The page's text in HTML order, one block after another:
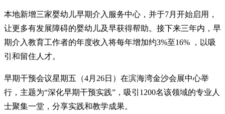
本地新增三家婴幼儿早期介入服务中心，并于7月开始启用，
让更多有发展障碍的婴幼儿及早获得帮助。接下来三年内，早
期介入教育工作者的年度收入将每年增加约3%至16% ，以吸
引和留住人才。
早期干预会议星期五（4月26日）在滨海湾金沙会展中心举
行，主题为“深化早期干预实践”，吸引1200名该领域的专业人
士聚集一堂，分享实践和教学成果。